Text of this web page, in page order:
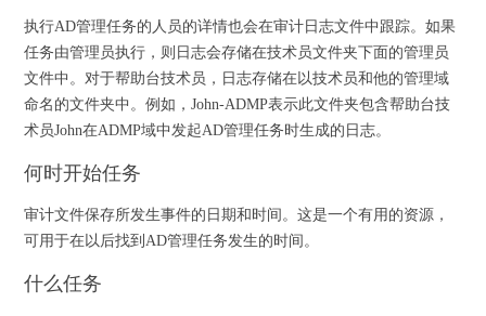
执行AD管理任务的人员的详情也会在审计日志文件中跟踪。如果
任务由管理员执行，则日志会存储在技术员文件夹下面的管理员
文件中。对于帮助台技术员，日志存储在以技术员和他的管理域
命名的文件夹中。例如，John-ADMP表示此文件夹包含帮助台技
术员John在ADMP域中发起AD管理任务时生成的日志。
何时开始任务
审计文件保存所发生事件的日期和时间。这是一个有用的资源，
可用于在以后找到AD管理任务发生的时间。
什么任务